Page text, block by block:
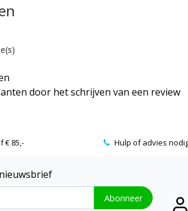
door het schrijven van een review
€ 85,- Hulp of advies
Abonneer